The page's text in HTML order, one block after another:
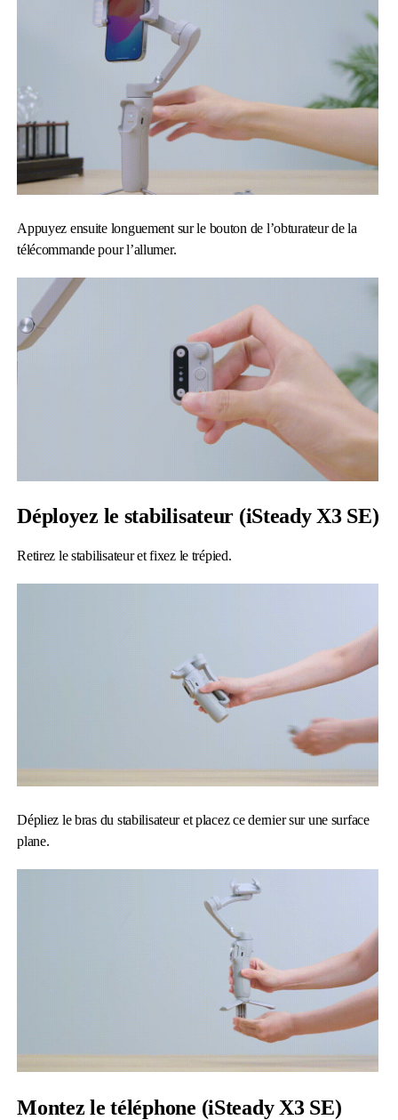
Appuyez ensuite longuement sur le bouton de l’obturateur de la
télécommande pour l’allumer.
Déployez le stabilisateur (iSteady X3 SE)
Retirez le stabilisateur et fixez le trépied.
Dépliez le bras du stabilisateur et placez ce dernier sur une surface
plane.
Montez le téléphone (iSteady X3 SE)